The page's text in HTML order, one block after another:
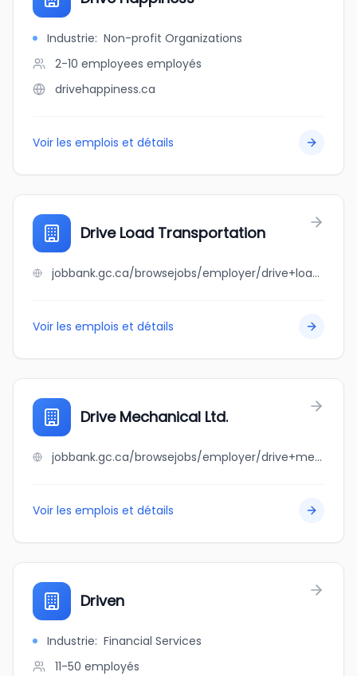
Industrie: Non-profit Organizations
2-10 employees employés
drivehappiness.ca
Voir les emplois et détails
Drive Load Transportation
jobbank.gc.ca/browsejobs/employer/drive+load+transportation/ca
Voir les emplois et détails
Drive Mechanical Ltd.
jobbank.gc.ca/browsejobs/employer/drive+mechanical+ltd./ca
Voir les emplois et détails
Driven
Industrie: Financial Services
11-50 employés